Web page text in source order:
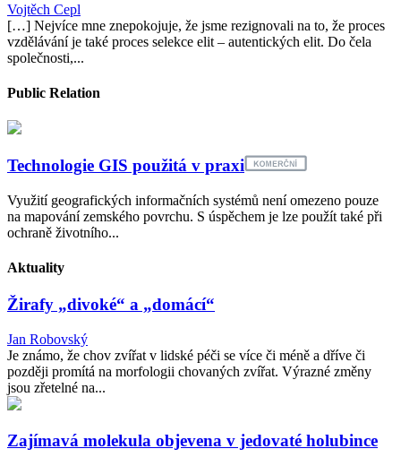
Vojtěch Cepl
[…] Nejvíce mne znepokojuje, že jsme rezignovali na to, že proces
vzdělávání je také proces selekce elit – autentických elit. Do čela
společnosti,...
Public Relation
Technologie GIS použitá v praxi
Využití geografických informačních systémů není omezeno pouze
na mapování zemského povrchu. S úspěchem je lze použít také při
ochraně životního...
Aktuality
Žirafy „divoké“ a „domácí“
Jan Robovský
Je známo, že chov zvířat v lidské péči se více či méně a dříve či
později promítá na morfologii chovaných zvířat. Výrazné změny
jsou zřetelné na...
Zajímavá molekula objevena v jedovaté holubince